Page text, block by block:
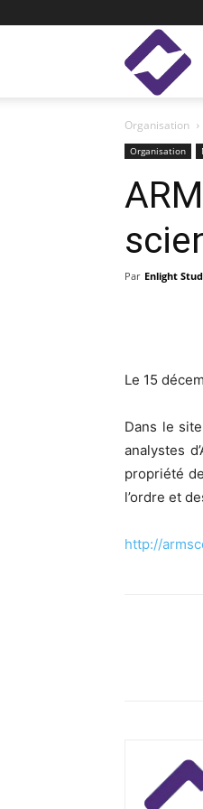
Organisation
Organisation
Par Enlight
Le 15
Dans le
analystes
propriété
l’ordre et
http://